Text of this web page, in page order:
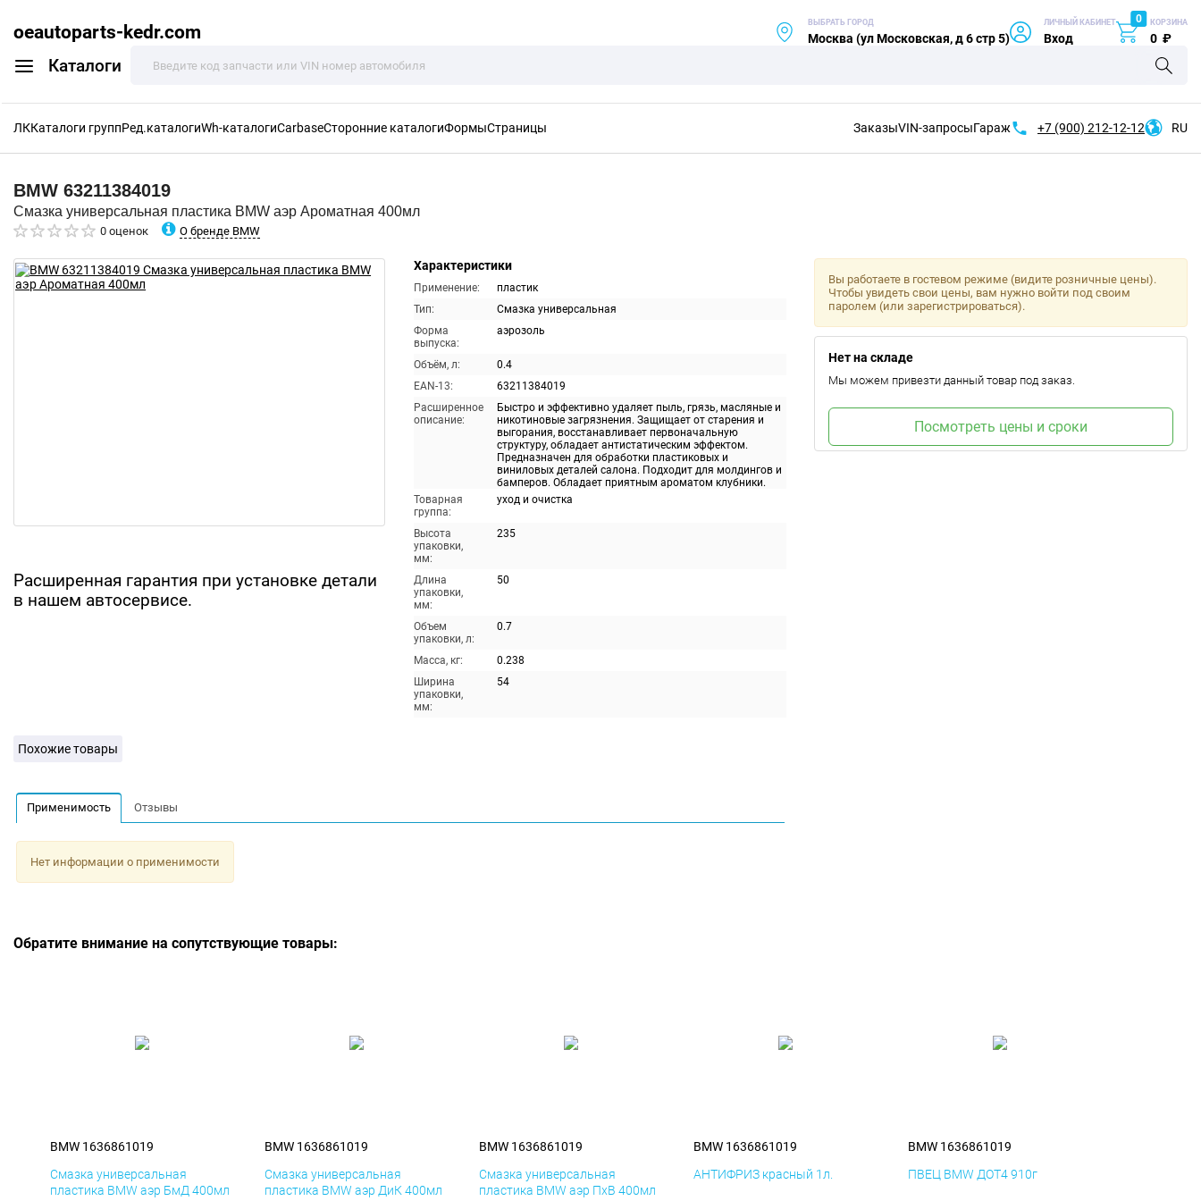
oeautoparts-kedr.com
Каталоги
ВЫБРАТЬ ГОРОД
Москва (ул Московская, д 6 стр 5)
ЛИЧНЫЙ КАБИНЕТ
Вход
0 КОРЗИНА
0 ₽
ЛККаталоги группРед.каталогиWh-каталогиCarbaseСторонние каталогиФормыСтраницы ЗаказыVIN-запросыГараж +7 (900) 212-12-12 RU
BMW 63211384019
Смазка универсальная пластика BMW аэр Ароматная 400мл
0 оценок О бренде BMW
Расширенная гарантия при установке детали
в нашем автосервисе.
Характеристики
Применение:
пластик
Тип:
Смазка универсальная
Форма
выпуска:
аэрозоль
Объём, л:
0.4
EAN-13:
63211384019
Расширенное
описание:
Быстро и эффективно удаляет пыль, грязь, масляные и
никотиновые загрязнения. Защищает от старения и
выгорания, восстанавливает первоначальную
структуру, обладает антистатическим эффектом.
Предназначен для обработки пластиковых и
виниловых деталей салона. Подходит для молдингов и
бамперов. Обладает приятным ароматом клубники.
Товарная
группа:
уход и очистка
Высота
упаковки,
мм:
235
Длина
упаковки,
мм:
50
Объем
упаковки, л:
0.7
Масса, кг:
0.238
Ширина
упаковки,
мм:
54
Вы работаете в гостевом режиме (видите розничные цены).
Чтобы увидеть свои цены, вам нужно войти под своим
паролем (или зарегистрироваться).
Нет на складе
Мы можем привезти данный товар под заказ.
Посмотреть цены и сроки
Похожие товары
Применимость Отзывы
Нет информации о применимости
Обратите внимание на сопутствующие товары:
BMW 1636861019
Смазка универсальная
пластика BMW аэр БмД 400мл
BMW 1636861019
Смазка универсальная
пластика BMW аэр ДиК 400мл
BMW 1636861019
Смазка универсальная
пластика BMW аэр ПхВ 400мл
BMW 1636861019
АНТИФРИЗ красный 1л.
BMW 1636861019
ПВЕЦ BMW ДОТ4 910г